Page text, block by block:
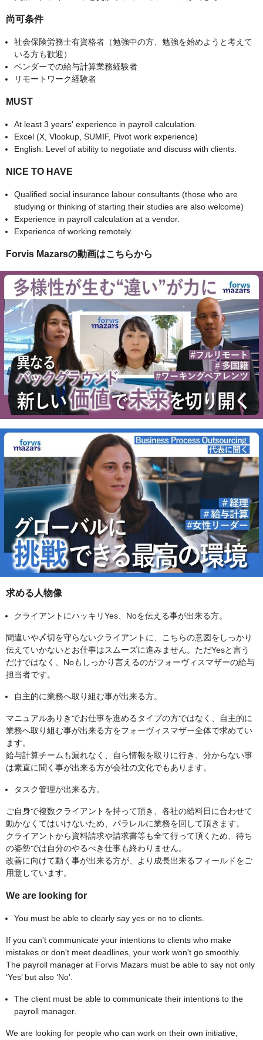
尚可条件
社会保険労務士有資格者（勉強中の方、勉強を始めようと考えて
いる方も歓迎）
ベンダーでの給与計算業務経験者
リモートワーク経験者
MUST
At least 3 years' experience in payroll calculation.
Excel (X, Vlookup, SUMIF, Pivot work experience)
English: Level of ability to negotiate and discuss with clients.
NICE TO HAVE
Qualified social insurance labour consultants (those who are
studying or thinking of starting their studies are also welcome)
Experience in payroll calculation at a vendor.
Experience of working remotely.
Forvis Mazarsの動画はこちらから
求める人物像
クライアントにハッキリYes、Noを伝える事が出来る方。
間違いや〆切を守らないクライアントに、こちらの意図をしっかり
伝えていかないとお仕事はスムーズに進みません。ただYesと言う
だけではなく、Noもしっかり言えるのがフォーヴィスマザーの給与
担当者です。
自主的に業務へ取り組む事が出来る方。
マニュアルありきでお仕事を進めるタイプの方ではなく、自主的に
業務へ取り組む事が出来る方をフォーヴィスマザー全体で求めてい
ます。
給与計算チームも漏れなく、自ら情報を取りに行き、分からない事
は素直に聞く事が出来る方が会社の文化でもあります。
タスク管理が出来る方。
ご自身で複数クライアントを持って頂き、各社の給料日に合わせて
動かなくてはいけないため、パラレルに業務を回して頂きます。
クライアントから資料請求や請求書等も全て行って頂くため、待ち
の姿勢では自分のやるべき仕事も終わりません。
改善に向けて動く事が出来る方が、より成長出来るフィールドをご
用意しています。
We are looking for
You must be able to clearly say yes or no to clients.
If you can't communicate your intentions to clients who make
mistakes or don't meet deadlines, your work won't go smoothly.
The payroll manager at Forvis Mazars must be able to say not only
‘Yes’ but also ‘No’.
The client must be able to communicate their intentions to the
payroll manager.
We are looking for people who can work on their own initiative,